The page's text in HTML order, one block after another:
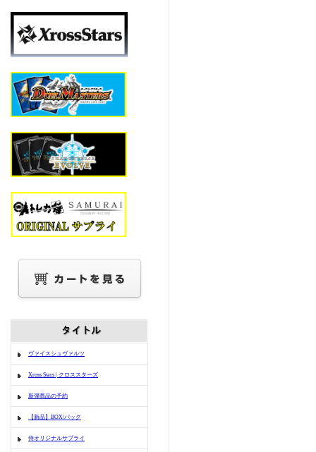
ヴァイスシュヴァルツ
Xross Stars | クロススターズ
新弾商品の予約
【新品】BOX/パック
侍オリジナルサプライ